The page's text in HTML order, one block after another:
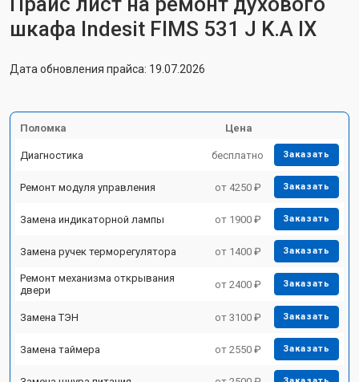
шкафа Indesit FIMS 531 J K.A IX
Дата обновления прайса: 19.07.2026
Поломка Цена
Диагностика бесплатно Заказать
Ремонт модуля управления от 4250 ₽ Заказать
Замена индикаторной лампы от 1900 ₽ Заказать
Замена ручек терморегулятора от 1400 ₽ Заказать
Ремонт механизма открывания
двери
от 2400 ₽ Заказать
Замена ТЭН от 3100 ₽ Заказать
Замена таймера от 2550 ₽ Заказать